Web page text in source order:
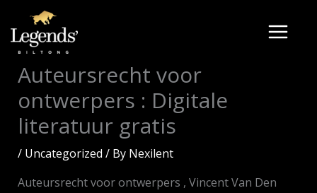
content
Auteursrecht voor
ontwerpers : Digitale
literatuur gratis
/ Uncategorized / By Nexilent
Auteursrecht voor ontwerpers , Vincent Van Den